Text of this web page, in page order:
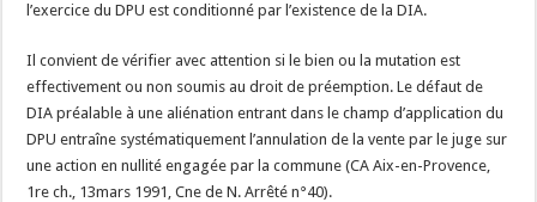
l’exercice du DPU est conditionné par l’existence de la DIA.
Il convient de vérifier avec attention si le bien ou la mutation est
effectivement ou non soumis au droit de préemption. Le défaut de
DIA préalable à une aliénation entrant dans le champ d’application du
DPU entraîne systématiquement l’annulation de la vente par le juge sur
une action en nullité engagée par la commune (CA Aix-en-Provence,
1re ch., 13mars 1991, Cne de N. Arrêté n°40).